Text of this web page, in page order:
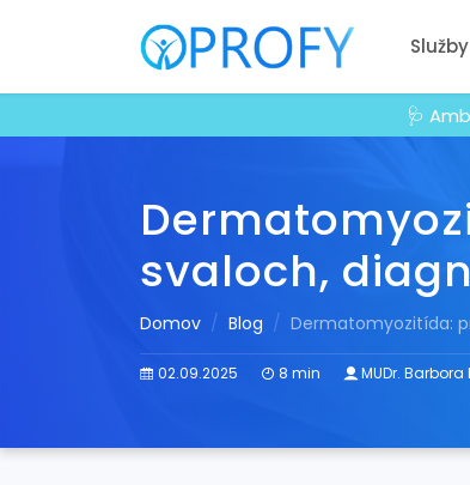
Služby
🩺
svaloch,
Domov Blog Dermatomyozitída:
02.09.2025 8 min MUDr. Barbora